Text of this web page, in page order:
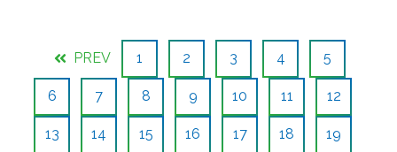
PREV 1 2 3 4 5
6 7 8 9 10 11 12
13 14 15 16 17 18 19